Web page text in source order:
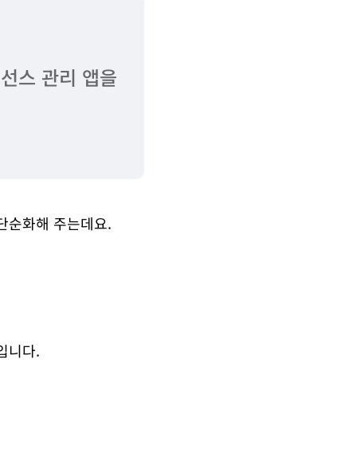
스 관리 앱을
순화해 주는데요.
니다.